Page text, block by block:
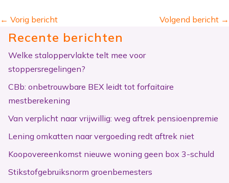
← Vorig bericht Volgend bericht →
Recente berichten
Welke staloppervlakte telt mee voor
stoppersregelingen?
CBb: onbetrouwbare BEX leidt tot forfaitaire
mestberekening
Van verplicht naar vrijwillig: weg aftrek pensioenpremie
Lening omkatten naar vergoeding redt aftrek niet
Koopovereenkomst nieuwe woning geen box 3-schuld
Stikstofgebruiksnorm groenbemesters